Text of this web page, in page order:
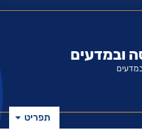
ובמדעים
תפריט